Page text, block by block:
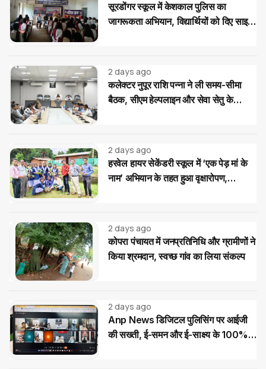
सूरडोंगर स्कूल में केशकाल पुलिस का
जागरूकता अभियान, विद्यार्थियों को दिए साइबर
2 days ago
कलेक्टर नुपूर राशि पन्ना ने ली समय-सीमा
बैठक, सीएम हेल्पलाइन और सेवा सेतु के
2 days ago
हरवेल हायर सेकेंडरी स्कूल में ‘एक पेड़ मां के
नाम’ अभियान के तहत हुआ वृक्षारोपण,
2 days ago
कोपरा पंचायत में जनप्रतिनिधि और ग्रामीणों ने
किया श्रमदान, स्वच्छ गांव का लिया संकल्प
2 days ago
Anp News डिजिटल पुलिसिंग पर आईजी
की सख्ती, ई-समन और ई-साक्ष्य के 100%